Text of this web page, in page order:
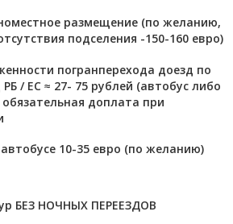
размещение (по желанию,
подселения -150-160 евро)
погранперехода доезд по
/ ЕС ≈ 27- 75 рублей (автобус либо
доплата при
10-35 евро (по желанию)
БЕЗ НОЧНЫХ ПЕРЕЕЗДОВ